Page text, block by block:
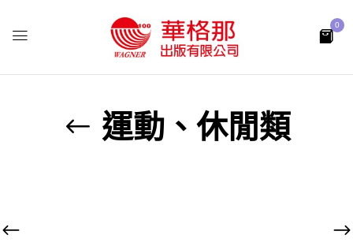
0
運動、休閒類